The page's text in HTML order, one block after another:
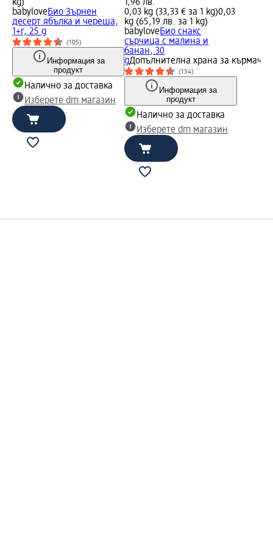
kg)
babyloveБио Зърнен
десерт ябълка и череша,
1+г, 25 g
(105)
Информация за
продукт
Налично за доставка
Изберете dm магазин
1,96 лв.
0,03 kg (33,33 € за 1 kg)0,03
kg (65,19 лв. за 1 kg)
babyloveБио снакс
сърчица с малина и
банан, 30
gДопълнителна храна за
(134)
Информация за
продукт
Налично за доставка
Изберете dm магазин